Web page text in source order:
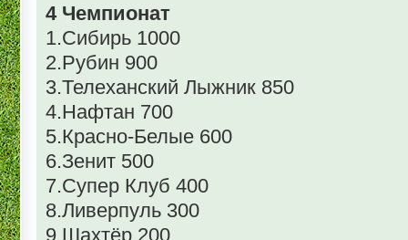
4 Чемпионат
1.Сибирь 1000
2.Рубин 900
3.Телеханский Лыжник 850
4.Нафтан 700
5.Красно-Белые 600
6.Зенит 500
7.Супер Клуб 400
8.Ливерпуль 300
9.Шахтёр 200